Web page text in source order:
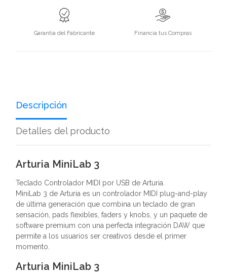
Garantía del Fabricante Financia tus Compras
Descripción
Detalles del producto
Arturia MiniLab 3
Teclado Controlador MIDI por USB de Arturia.
MiniLab 3 de Arturia es un controlador MIDI plug-and-play
de última generación que combina un teclado de gran
sensación, pads flexibles, faders y knobs, y un paquete de
software premium con una perfecta integración DAW que
permite a los usuarios ser creativos desde el primer
momento.
Arturia MiniLab 3